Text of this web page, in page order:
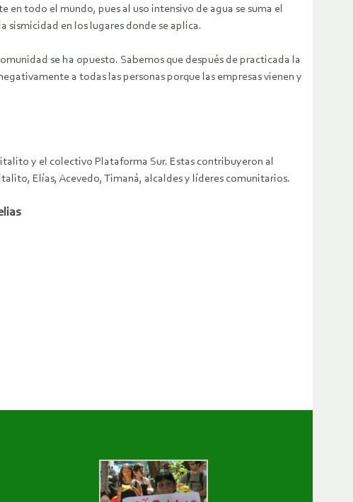
todo el mundo, pues al uso intensivo de agua se suma el
sismicidad en los lugares donde se aplica.
se ha opuesto. Sabemos que después de practicada la
a todas las personas porque las empresas vienen y
y el colectivo Plataforma Sur. Estas contribuyeron al
Elías, Acevedo, Timaná, alcaldes y líderes comunitarios.